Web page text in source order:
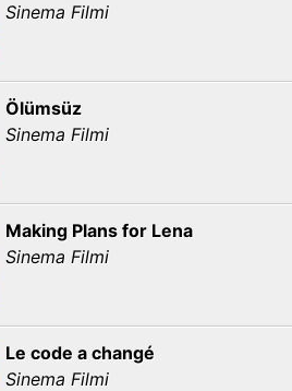
Sinema Filmi
Ölümsüz
Sinema Filmi
Making Plans for Lena
Sinema Filmi
Le code a changé
Sinema Filmi